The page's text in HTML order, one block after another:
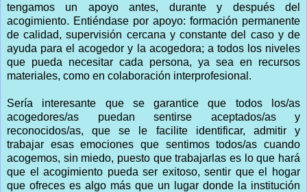
tengamos un apoyo antes, durante y después del
acogimiento. Entiéndase por apoyo: formación permanente
de calidad, supervisión cercana y constante del caso y de
ayuda para el acogedor y la acogedora; a todos los niveles
que pueda necesitar cada persona, ya sea en recursos
materiales, como en colaboración interprofesional.
Sería interesante que se garantice que todos los/as
acogedores/as puedan sentirse aceptados/as y
reconocidos/as, que se le facilite identificar, admitir y
trabajar esas emociones que sentimos todos/as cuando
acogemos, sin miedo, puesto que trabajarlas es lo que hará
que el acogimiento pueda ser exitoso, sentir que el hogar
que ofreces es algo más que un lugar donde la institución